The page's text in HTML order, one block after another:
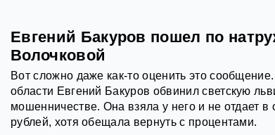
Евгений Бакуров пошел по
Волочковой
Вот сложно даже как-то оценить это
области Евгений Бакуров обвинил светскую
мошенничестве. Она взяла у него и не отдает
рублей, хотя обещала вернуть с процентами.